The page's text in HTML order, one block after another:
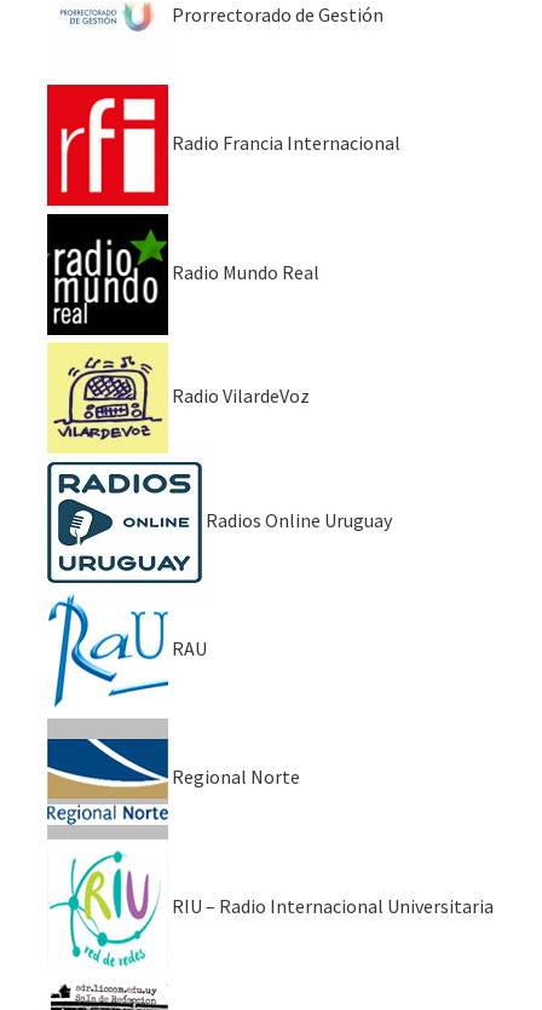
Prorrectorado de Gestión
Radio Francia Internacional
Radio Mundo Real
Radio VilardeVoz
Radios Online Uruguay
RAU
Regional Norte
RIU – Radio Internacional Universitaria